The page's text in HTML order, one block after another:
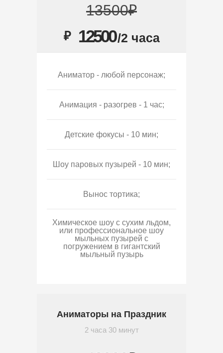
13500₽
₽ 12500/2 часа
Аниматор - любой персонаж;
Анимация - разогрев - 1 час;
Детские фокусы - 10 мин;
Шоу паровых пузырей - 10 мин;
Вынос тортика;
Химическое шоу с сухим льдом,
или профессиональное шоу
мыльных пузырей с
погружением в гигантский
мыльный пузырь
Аниматоры на Праздник
2 часа 30 минут